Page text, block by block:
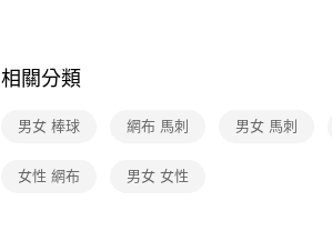
相關分類
男女 棒球 網布 馬刺 男女 馬刺
女性 網布 男女 女性